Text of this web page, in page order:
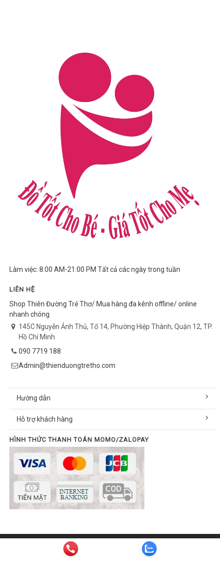
Làm việc: 8:00 AM-21:00 PM Tất cả các ngày trong tuần
LIÊN HỆ
Shop Thiên Đường Trẻ Thơ/ Mua hàng đa kênh offline/ online
nhanh chóng
145C Nguyễn Ảnh Thủ, Tổ 14, Phường Hiệp Thành, Quận 12, TP.
Hồ Chí Minh
090 7719 188
Admin@thienduongtretho.com
Hướng dẫn
Hỗ trợ khách hàng
HÌNH THỨC THANH TOÁN MOMO/ZALOPAY
© Bản quyền thuộc về thienduongtretho.com | Cung cấp bởi
info@thienduongtretho.com | Hotline:090 7719 188